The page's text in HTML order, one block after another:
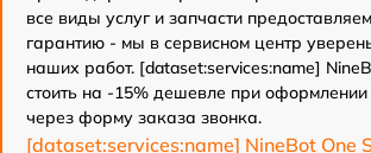
все виды услуг и запчасти
гарантию - мы в сервисном центр
наших работ. [dataset:services:name]
стоить на -15% дешевле при оформлении
через форму заказа звонка.
[dataset:services:name] NineBot One